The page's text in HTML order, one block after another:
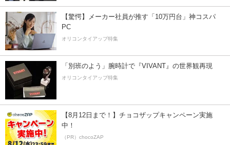
【驚愕】メーカー社員が推す「10万円台」神コスパ
PC
オリコンタイアップ特集
「別班のよう」腕時計で『VIVANT』の世界観再現
オリコンタイアップ特集
【8月12日まで！】チョコザップキャンペーン実施
中！
（PR）chocoZAP